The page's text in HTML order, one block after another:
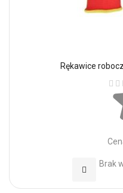
Rękawice
Brak
Dodaj do